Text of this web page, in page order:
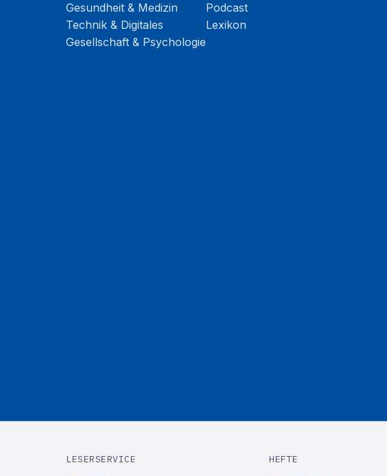
Gesundheit & Medizin
Technik & Digitales
Gesellschaft & Psychologie
Podcast
Lexikon
LESERSERVICE HEFTE